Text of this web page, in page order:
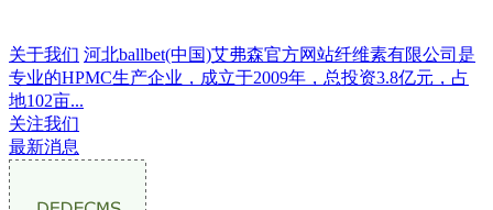
关于我们 河北ballbet(中国)艾弗森官方网站纤维素有限公司是
专业的HPMC生产企业，成立于2009年，总投资3.8亿元，占
地102亩...
关注我们
最新消息